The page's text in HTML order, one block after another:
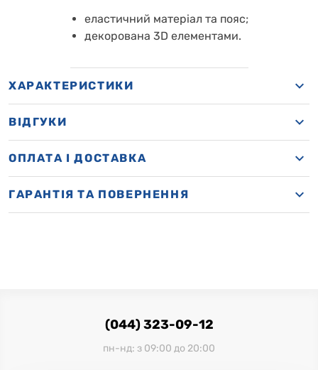
еластичний матеріал та пояс;
декорована 3D елементами.
ХАРАКТЕРИСТИКИ
ВІДГУКИ
OПЛАТА І ДОСТАВКА
ГАРАНТІЯ ТА ПОВЕРНЕННЯ
(044) 323-09-12
пн-нд: з 09:00 до 20:00